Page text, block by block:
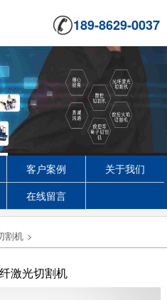
189-8629-0037
客户案例
关于我们
在线留言
割机 >
激光切割机